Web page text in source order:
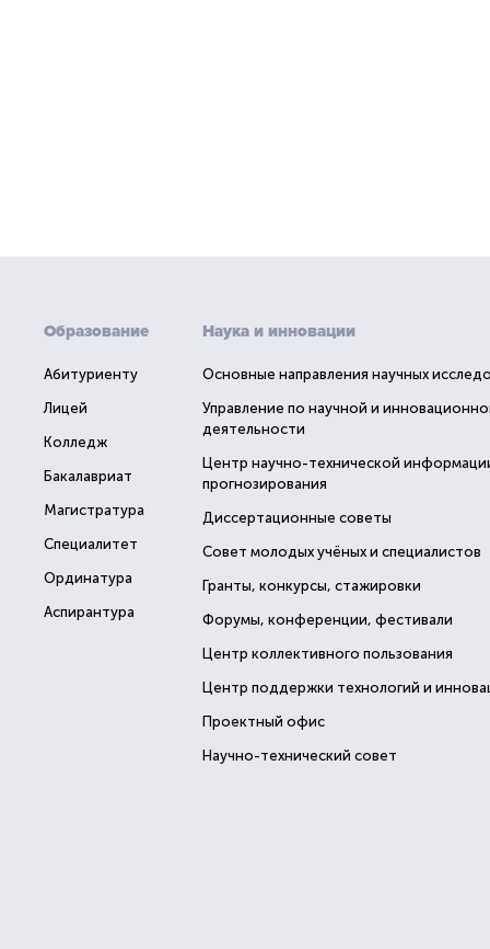
Образование
Абитуриенту
Лицей
Колледж
Бакалавриат
Магистратура
Специалитет
Ординатура
Аспирантура
Наука и инновации
Основные направления научных
Управление по научной и
деятельности
Центр научно-технической
прогнозирования
Диссертационные советы
Совет молодых учёных и специалистов
Гранты, конкурсы, стажировки
Форумы, конференции, фестивали
Центр коллективного пользования
Центр поддержки технологий и
Проектный офис
Научно-технический совет